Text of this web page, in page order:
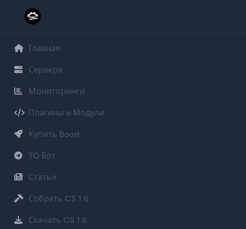
Главная
Сервера
Мониторинги
Плагины и Модули
Купить Boost
TG Бот
Статьи
Собрать CS 1.6
Скачать CS 1.6